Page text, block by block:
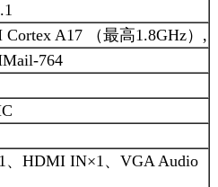
Cortex A17 （最高1.8GHz）,
764
、HDMI IN×1、VGA Audio